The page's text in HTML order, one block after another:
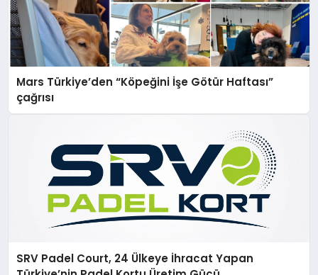
Mars Türkiye’den “Köpeğini İşe Götür Haftası”
çağrısı
SRV Padel Court, 24 Ülkeye İhracat Yapan